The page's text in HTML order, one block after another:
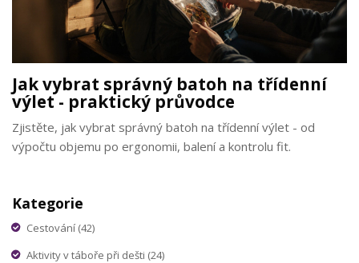
Jak vybrat správný batoh na třídenní
výlet - praktický průvodce
Zjistěte, jak vybrat správný batoh na třídenní výlet - od
výpočtu objemu po ergonomii, balení a kontrolu fit.
Kategorie
Cestování (42)
Aktivity v táboře při dešti (24)